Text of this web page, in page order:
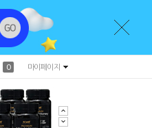
0 마이페이지